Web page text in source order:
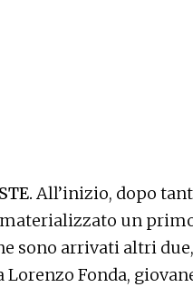
All’inizio, dopo
un
sono arrivati altri
Lorenzo Fonda,